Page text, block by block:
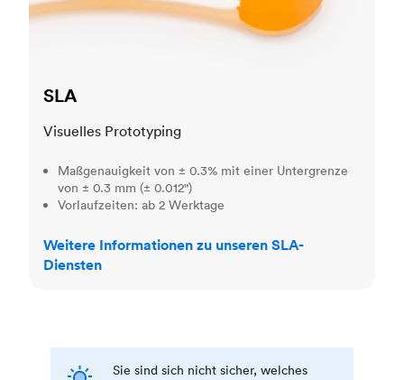
SLA
Visuelles Prototyping
Maßgenauigkeit von ± 0.3% mit einer Untergrenze
von ± 0.3 mm (± 0.012")
Vorlaufzeiten: ab 2 Werktage
Weitere Informationen zu unseren SLA-
Diensten
Sie sind sich nicht sicher, welches